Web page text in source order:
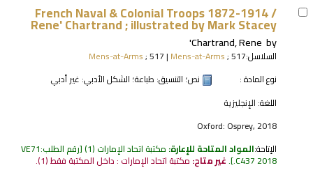
French Naval & Colonial Troops 1872-1914 /
Rene' Chartrand ; illustrated by Mark Stacey
by
Chartrand, Rene'
السلاسل: Mens-at-Arms; 517| Mens-at-Arms; 517
نوع المادة :
نص؛ التنسيق: طباعة؛ الشكل الأدبي: غير أدبي
اللغة: الإنجليزية
Oxford: Osprey, 2018
الإتاحة:المواد المتاحة للإعارة: مكتبة اتحاد الإمارات (1) رقم الطلب:VE71
.C437 2018
.غير متاح: مكتبة اتحاد الإمارات : داخل المكتبة فقط(1).